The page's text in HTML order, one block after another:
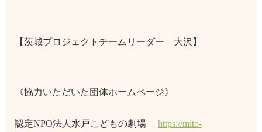
【茨城プロジェクトチームリーダー 大沢】
《協力いただいた団体ホームページ》
認定NPO法人水戸こどもの劇場 https://mito-